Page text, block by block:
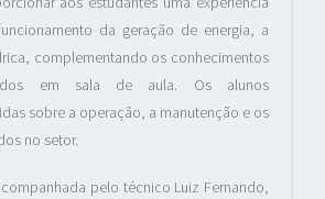
da geração de energia, a
complementando os conhecimentos
em sala de aula. Os alunos
sobre a operação, a manutenção e os
no setor.
pelo técnico Luiz Fernando,